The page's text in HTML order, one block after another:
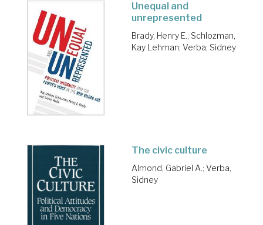
Unequal and
unrepresented
Brady, Henry E.; Schlozman,
Kay Lehman; Verba, Sidney
The civic culture
Almond, Gabriel A.; Verba,
Sidney